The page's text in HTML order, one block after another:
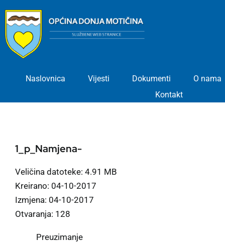
content
Naslovnica Vijesti Dokumenti
O nama
Kontakt
1_p_Namjena-
Veličina datoteke: 4.91 MB
Kreirano: 04-10-2017
Izmjena: 04-10-2017
Otvaranja: 128
Preuzimanje